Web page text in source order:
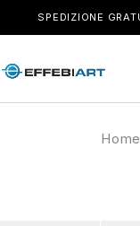
SPEDIZIONE
Home